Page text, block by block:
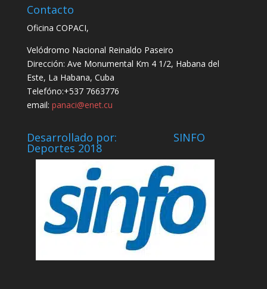
Contacto
Oficina COPACI,
Velódromo Nacional Reinaldo Paseiro
Dirección: Ave Monumental Km 4 1/2, Habana del
Este, La Habana, Cuba
Telefóno:+537 7663776
email: panaci@enet.cu
Desarrollado por: SINFO
Deportes 2018